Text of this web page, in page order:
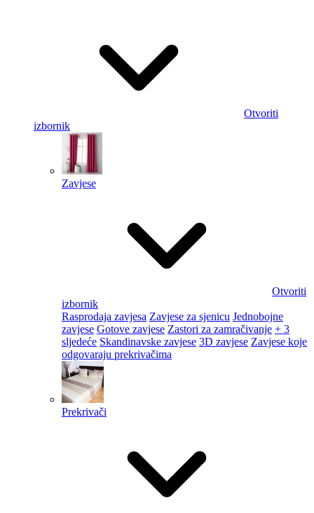
Otvoriti
izbornik
Zavjese
Otvoriti
izbornik
Rasprodaja zavjesa Zavjese za sjenicu Jednobojne
zavjese Gotove zavjese Zastori za zamračivanje + 3
sljedeće Skandinavske zavjese 3D zavjese Zavjese koje
odgovaraju prekrivačima
Prekrivači